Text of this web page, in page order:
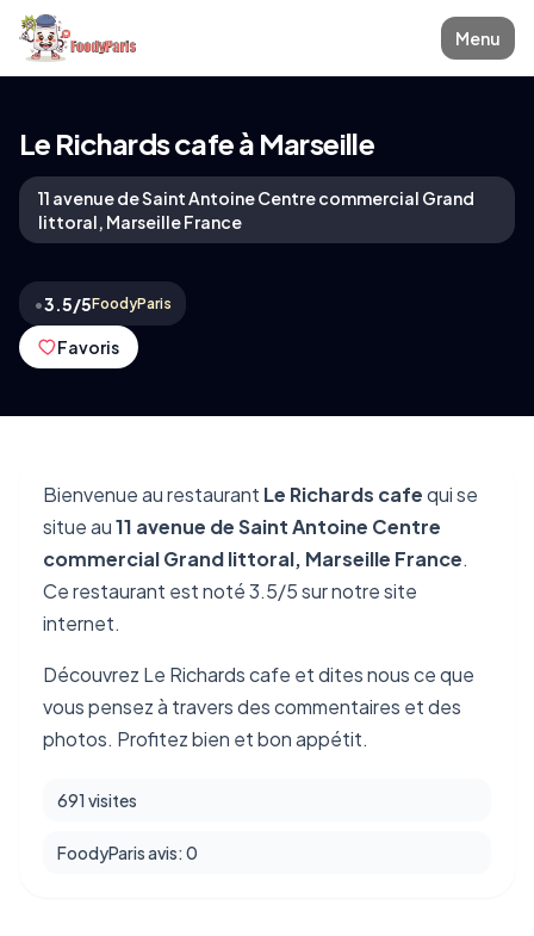
Menu
Le Richards cafe à Marseille
11 avenue de Saint Antoine Centre commercial Grand
littoral, Marseille France
•3.5/5FoodyParis
Favoris
Bienvenue au restaurant Le Richards cafequi se
situe au11 avenue de Saint Antoine Centre
commercial Grand littoral, Marseille France.
Ce restaurant est noté 3.5/5 sur notre site
internet.
Découvrez Le Richards cafe et dites nous ce que
vous pensez à travers des commentaires et des
photos. Profitez bien et bon appétit.
691 visites
FoodyParis avis: 0